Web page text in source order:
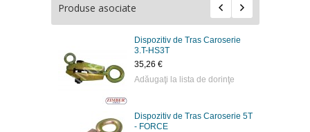
Produse asociate
Dispozitiv de Tras Caroserie
3.T-HS3T
35,26 €
Adăugaţi la lista de dorinţe
Dispozitiv de Tras Caroserie 5T
- FORCE